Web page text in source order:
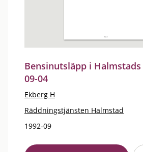
Bensinutsläpp i
09-04
Ekberg H
Räddningstjänsten Halmstad
1992-09